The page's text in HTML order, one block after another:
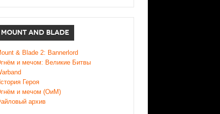
MOUNT AND BLADE
& Blade 2: Bannerlord
и мечом: Великие Битвы
Героя
и мечом (ОиМ)
архив